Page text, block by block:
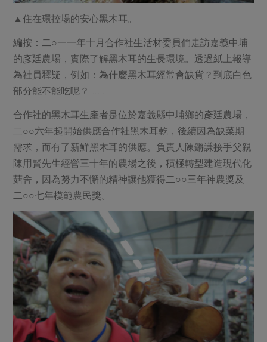
▲住在環控場的安心黑木耳。
編按：二○一一年十月合作社生活材委員們走訪嘉義中埔
的彥廷農場，實際了解黑木耳的生長環境。透過紙上報導
為社員釋疑，例如：為什麼黑木耳經常會缺貨？到底白色
部分能不能吃呢？……
合作社的黑木耳生產者是位於嘉義縣中埔鄉的彥廷農場，
二○○六年起開始供應合作社黑木耳乾，後續因為缺菜期
需求，而有了新鮮黑木耳的供應。負責人陳鏘謙接手父親
陳用賢先生經營三十年的農場之後，積極轉型建造現代化
菇舍，因為努力不懈的精神讓他獲得二○○三年神農獎及
二○○七年模範農民獎。